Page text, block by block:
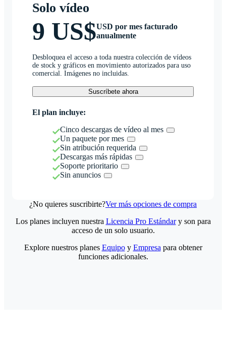
Solo vídeo
9 US$USD por mes facturado
anualmente
Desbloquea el acceso a toda nuestra colección de vídeos
de stock y gráficos en movimiento autorizados para uso
comercial. Imágenes no incluidas.
Suscríbete ahora
El plan incluye:
Cinco descargas de vídeo al mes
Un paquete por mes
Sin atribución requerida
Descargas más rápidas
Soporte prioritario
Sin anuncios
¿No quieres suscribirte?Ver más opciones de compra
Los planes incluyen nuestra Licencia Pro Estándary son para
acceso de un solo usuario.
Explore nuestros planes Equipoy Empresa para obtener
funciones adicionales.